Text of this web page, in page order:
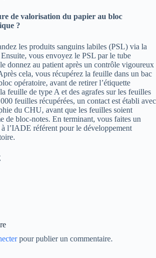
de valorisation du papier au bloc
?
les produits sanguins labiles (PSL) via la
vous envoyez le PSL par le tube
donnez au patient après un contrôle vigoureux
cela, vous récupérez la feuille dans un bac
opératoire, avant de retirer l’étiquette
feuille de type A et des agrafes sur les feuilles
feuilles récupérées, un contact est établi avec
du CHU, avant que les feuilles soient
de bloc-notes. En terminant, vous faites un
l’IADE référent pour le développement
pour publier un commentaire.